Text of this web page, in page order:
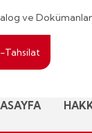
ve Dokümanlar
Tahsilat